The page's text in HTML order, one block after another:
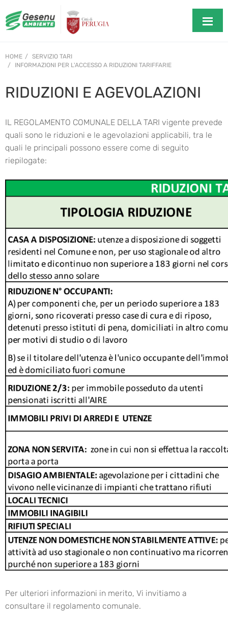
HOME
SERVIZIO TARI
INFORMAZIONI PER L'ACCESSO A RIDUZIONI TARIFFARIE
RIDUZIONI E AGEVOLAZIONI
IL REGOLAMENTO COMUNALE DELLA TARI vigente prevede
quali sono le riduzioni e le agevolazioni applicabili, tra le
quali le principali possono essere come di seguito
riepilogate:
Per ulteriori informazioni in merito, Vi invitiamo a
consultare il regolamento comunale.